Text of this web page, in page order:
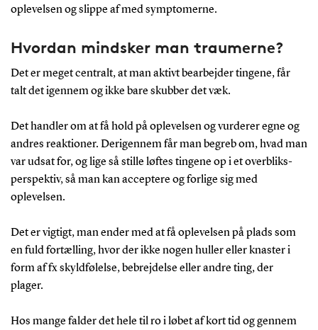
oplevelsen og slippe af med symptomerne.
Hvordan mindsker man traumerne?
Det er meget centralt, at man aktivt bearbejder tingene, får
talt det igennem og ikke bare skubber det væk.
Det handler om at få hold på oplevelsen og vurderer egne og
andres reaktioner. Derigennem får man begreb om, hvad man
var udsat for, og lige så stille løftes tingene op i et overbliks-
perspektiv, så man kan acceptere og forlige sig med
oplevelsen.
Det er vigtigt, man ender med at få oplevelsen på plads som
en fuld fortælling, hvor der ikke nogen huller eller knaster i
form af fx skyldfølelse, bebrejdelse eller andre ting, der
plager.
Hos mange falder det hele til ro i løbet af kort tid og gennem